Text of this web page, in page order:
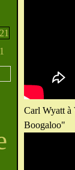
Carl Wyatt
Boogaloo"